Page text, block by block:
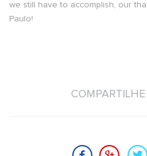
we still have to accomplish, our
Paulo!